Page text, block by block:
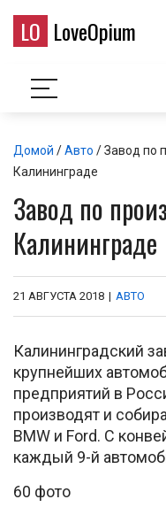
LO LoveOpium
Домой /Авто / Завод по
Калининграде
Завод по
Калининграде
21 АВГУСТА 2018 | АВТО
Калининградский
крупнейших
предприятий в
производят и
BMW и Ford. C
каждый 9-й
60 фото